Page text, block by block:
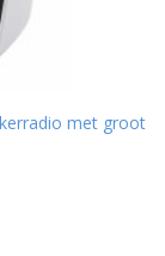
met groot